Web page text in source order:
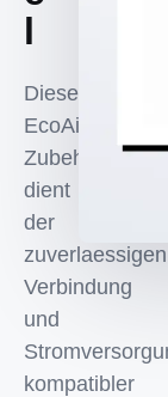
l
Diese
EcoAims
dient
der
zuverlaessigen
Verbindung
und
kompatibler